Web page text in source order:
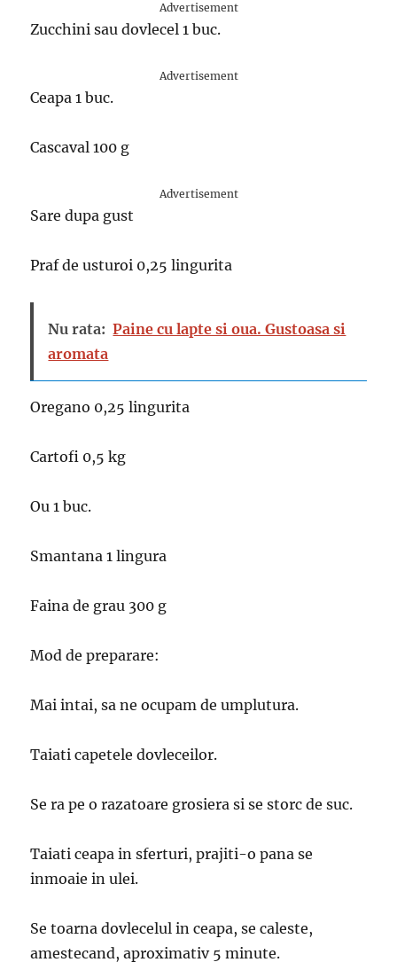
Advertisement
Zucchini sau dovlecel 1 buc.
Advertisement
Ceapa 1 buc.
Cascaval 100 g
Advertisement
Sare dupa gust
Praf de usturoi 0,25 lingurita
Nu rata: Paine cu lapte si oua. Gustoasa si
aromata
Oregano 0,25 lingurita
Cartofi 0,5 kg
Ou 1 buc.
Smantana 1 lingura
Faina de grau 300 g
Mod de preparare:
Mai intai, sa ne ocupam de umplutura.
Taiati capetele dovleceilor.
Se ra pe o razatoare grosiera si se storc de suc.
Taiati ceapa in sferturi, prajiti-o pana se
inmoaie in ulei.
Se toarna dovlecelul in ceapa, se caleste,
amestecand, aproximativ 5 minute.